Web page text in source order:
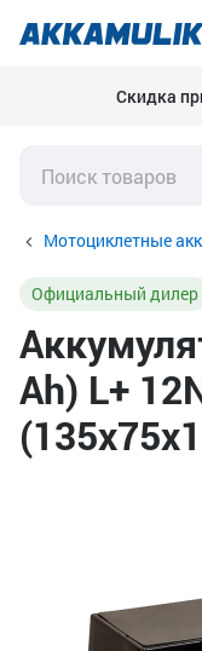
Скидка
Мотоциклетные
Официальный дилер
Ah) L+